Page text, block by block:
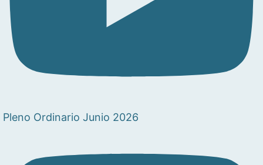
Pleno Ordinario Junio 2026